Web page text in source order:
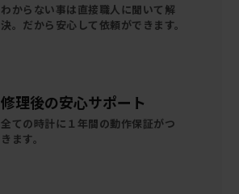
わからない事は直接職人に聞いて解
決。 だから安心して依頼ができます。
修理後の安心サポート
全ての時計に １年間の動作保証がつ
きます。